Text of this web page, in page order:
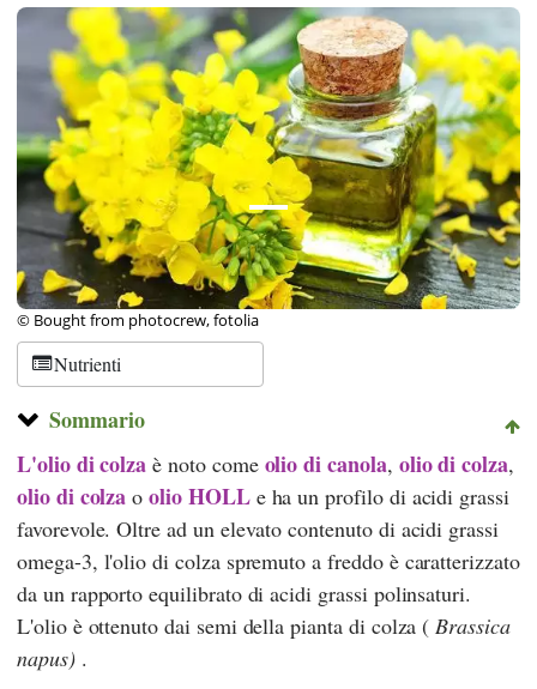
© Bought from photocrew, fotolia
Nutrienti
Sommario
L'olio di colza è noto come olio di canola, olio di colza,
olio di colza oolio HOLLe ha un profilo di acidi grassi
favorevole. Oltre ad un elevato contenuto di acidi grassi
omega-3, l'olio di colza spremuto a freddo è caratterizzato
da un rapporto equilibrato di acidi grassi polinsaturi.
L'olio è ottenuto dai semi della pianta di colza ( Brassica
napus).